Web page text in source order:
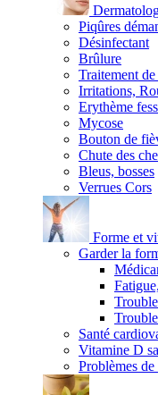
Piqûres
Désinfectant
Brûlure
Traitement
Irritations,
Erythème
Mycose
Bouton de
Chute des
Bleus, bosses
Verrues Cors
Forme et
Garder la
Santé
Vitamine D
Problèmes